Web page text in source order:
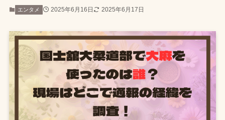
エンタメ 2025年6月16日 2025年6月17日